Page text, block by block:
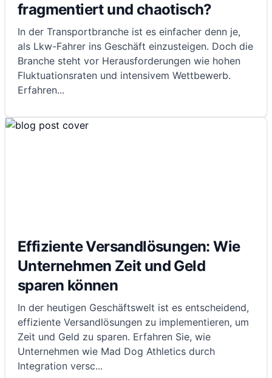
fragmentiert und chaotisch?
In der Transportbranche ist es einfacher denn je,
als Lkw-Fahrer ins Geschäft einzusteigen. Doch die
Branche steht vor Herausforderungen wie hohen
Fluktuationsraten und intensivem Wettbewerb.
Erfahren...
Effiziente Versandlösungen: Wie
Unternehmen Zeit und Geld
sparen können
In der heutigen Geschäftswelt ist es entscheidend,
effiziente Versandlösungen zu implementieren, um
Zeit und Geld zu sparen. Erfahren Sie, wie
Unternehmen wie Mad Dog Athletics durch
Integration versc...